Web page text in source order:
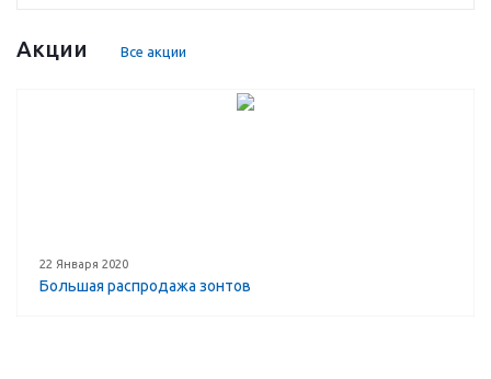
Акции Все акции
22 Января 2020
Большая распродажа зонтов